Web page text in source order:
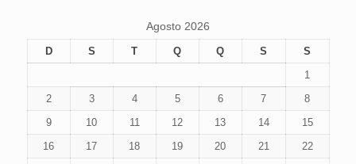
Agosto 2026
D S T Q Q S
S
1
2
3 4 5 6 7
8
9
10 11 12 13 14
15
16
17 18 19 20 21 22